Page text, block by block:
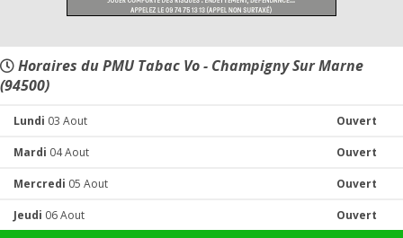
Horaires du PMU Tabac Vo - Champigny Sur Marne
(94500)
Lundi 03 Aout Ouvert
Mardi 04 Aout Ouvert
Mercredi 05 Aout Ouvert
Jeudi 06 Aout Ouvert